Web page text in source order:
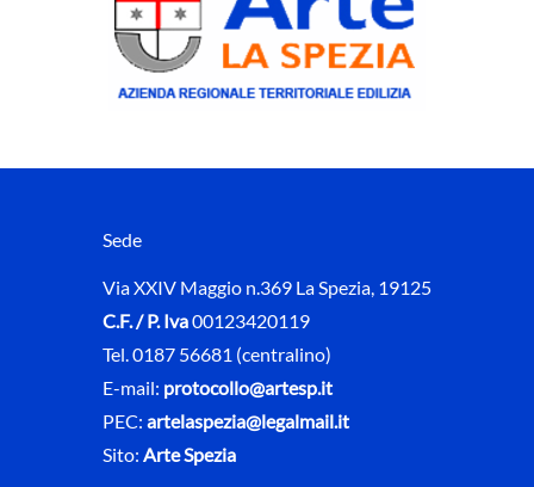
Sede
Via XXIV Maggio n.369 La Spezia, 19125
C.F. / P. Iva00123420119
Tel. 0187 56681 (centralino)
E-mail: protocollo@artesp.it
PEC: artelaspezia@legalmail.it
Sito: Arte Spezia